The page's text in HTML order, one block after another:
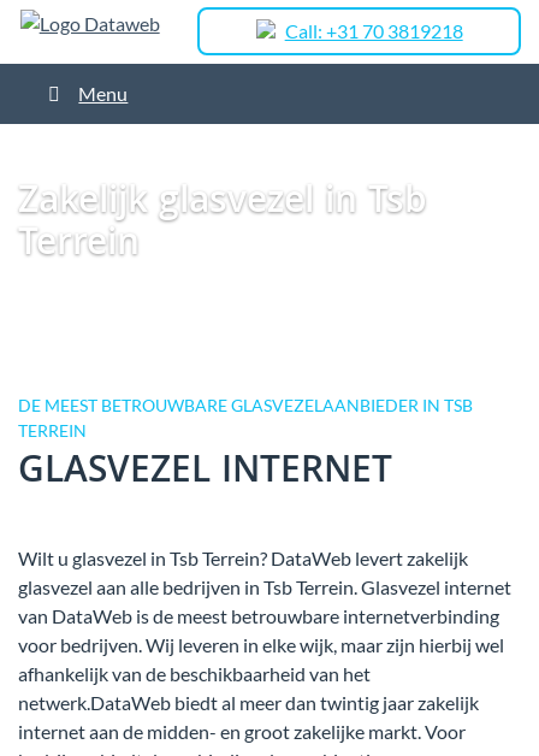
Call: +31 70 3819218
Menu
Zakelijk glasvezel in Tsb
Terrein
DE MEEST BETROUWBARE GLASVEZELAANBIEDER IN TSB
TERREIN
GLASVEZEL INTERNET
Wilt u glasvezel in Tsb Terrein? DataWeb levert zakelijk
glasvezel aan alle bedrijven in Tsb Terrein. Glasvezel internet
van DataWeb is de meest betrouwbare internetverbinding
voor bedrijven. Wij leveren in elke wijk, maar zijn hierbij wel
afhankelijk van de beschikbaarheid van het
netwerk.DataWeb biedt al meer dan twintig jaar zakelijk
internet aan de midden- en groot zakelijke markt. Voor